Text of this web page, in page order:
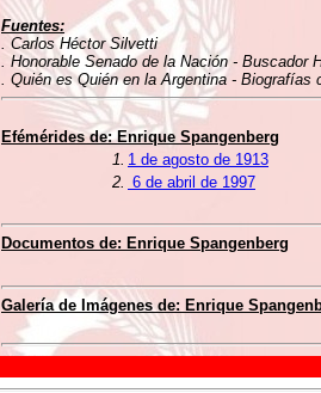
Fuentes:
. Carlos Héctor Silvetti
. Honorable Senado de la Nación - Buscador
. Quién es Quién en la Argentina -
Efémérides de: Enrique Spangenberg
1. 1 de agosto de 1913
2. 6 de abril de 1997
Documentos de: Enrique Spangenberg
Galería de Imágenes de: Enrique